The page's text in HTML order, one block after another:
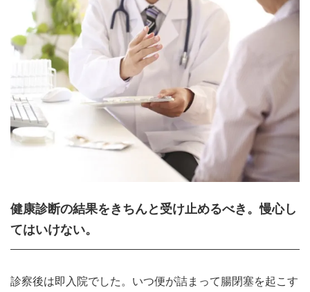
健康診断の結果をきちんと受け止めるべき。慢心し
てはいけない。
診察後は即入院でした。いつ便が詰まって腸閉塞を起こす